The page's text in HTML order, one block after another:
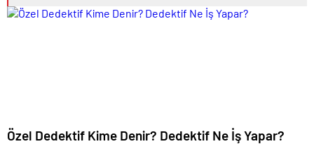
Özel Dedektif Kime Denir? Dedektif Ne İş Yapar?